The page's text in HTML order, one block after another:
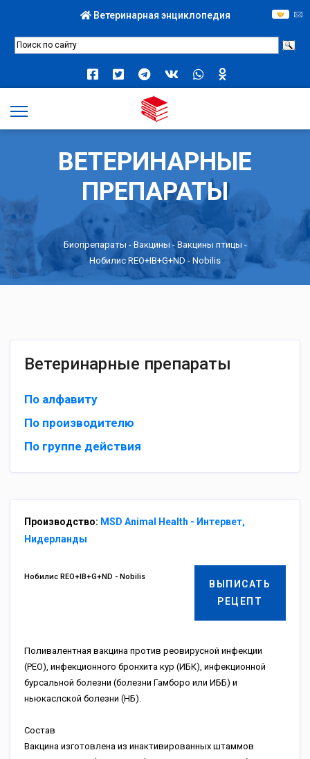
Ветеринарная энциклопедия
ВЕТЕРИНАРНЫЕ
ПРЕПАРАТЫ
Биопрепараты - Вакцины - Вакцины птицы -
Нобилис REO+IB+G+ND - Nobilis
Ветеринарные препараты
По алфавиту
По производителю
По группе действия
Производство: MSD Animal Health - Интервет,
Нидерланды
ВЫПИСАТЬ
РЕЦЕПТ
Нобилис REO+IB+G+ND - Nobilis
Поливалентная вакцина против реовирусной инфекции
(РЕО), инфекционного бронхита кур (ИБК), инфекционной
бурсальной болезни (болезни Гамборо или ИББ) и
ньюкаслской болезни (НБ).
Состав
Вакцина изготовлена из инактивированных штаммов